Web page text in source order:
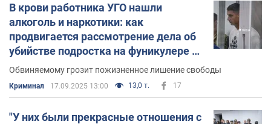
В крови работника УГО нашли
алкоголь и наркотики: как
продвигается рассмотрение дела об
убийстве подростка на фуникулере в
Киеве. Фото и видео
Обвиняемому грозит пожизненное лишение свободы
Криминал 17.09.2025 13:00 13,0 т. 17
"У них были прекрасные отношения с